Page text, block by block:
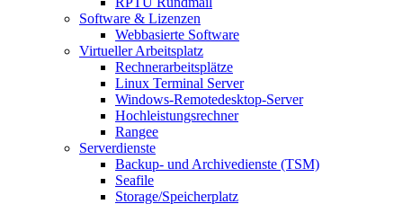
Software & Lizenzen
Webbasierte Software
Virtueller Arbeitsplatz
Rechnerarbeitsplätze
Linux Terminal Server
Windows-Remotedesktop-Server
Hochleistungsrechner
Rangee
Serverdienste
Backup- und Archivedienste (TSM)
Seafile
Storage/Speicherplatz